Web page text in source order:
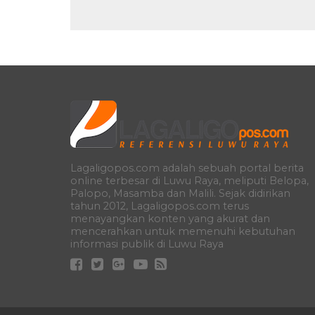
Lagaligopos.com adalah sebuah portal berita
online terbesar di Luwu Raya, meliputi Belopa,
Palopo, Masamba dan Malili. Sejak didirikan
tahun 2012, Lagaligopos.com terus
menayangkan konten yang akurat dan
mencerahkan untuk memenuhi kebutuhan
informasi publik di Luwu Raya